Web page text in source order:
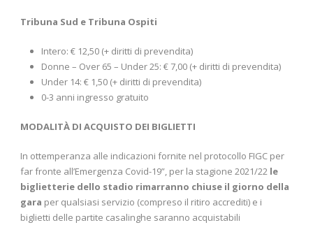
Tribuna Sud e Tribuna Ospiti
Intero: € 12,50 (+ diritti di prevendita)
Donne – Over 65 – Under 25: € 7,00 (+ diritti di prevendita)
Under 14: € 1,50 (+ diritti di prevendita)
0-3 anni ingresso gratuito
MODALITÀ DI ACQUISTO DEI BIGLIETTI
In ottemperanza alle indicazioni fornite nel protocollo FIGC per
far fronte all’Emergenza Covid-19”, per la stagione 2021/22 le
biglietterie dello stadio rimarranno chiuse il giorno della
gara per qualsiasi servizio (compreso il ritiro accrediti) e i
biglietti delle partite casalinghe saranno acquistabili